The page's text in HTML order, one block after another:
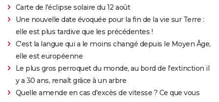
Carte de l'éclipse solaire du 12 août
Une nouvelle date évoquée pour la fin de la vie sur Terre :
elle est plus tardive que les précédentes !
C'est la langue qui a le moins changé depuis le Moyen Âge,
elle est européenne
Le plus gros perroquet du monde, au bord de l'extinction il
y a 30 ans, renaît grâce à un arbre
Quelle amende en cas d'excès de vitesse ? Ce que vous